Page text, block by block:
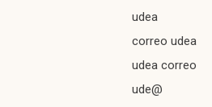
udea
correo udea
udea correo
ude@